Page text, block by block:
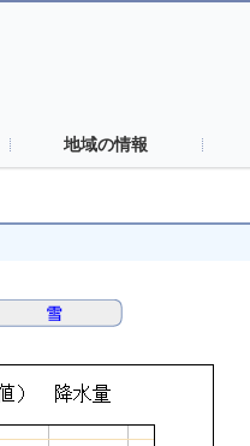
地域の情報